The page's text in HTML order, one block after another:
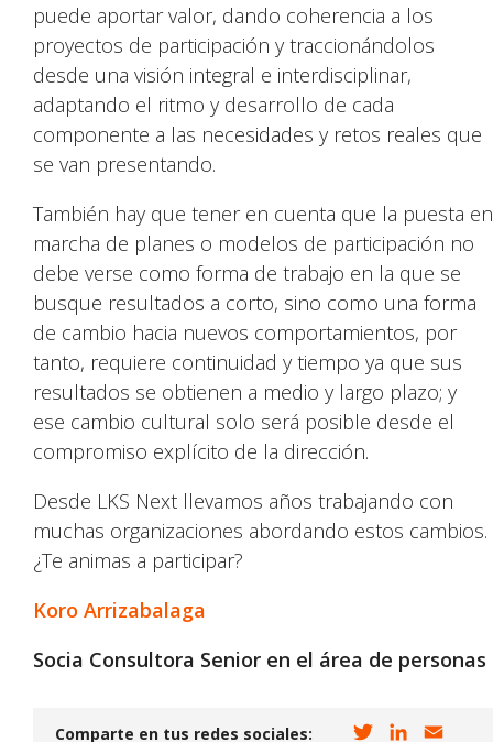
puede aportar valor, dando coherencia a los
proyectos de participación y traccionándolos
desde una visión integral e interdisciplinar,
adaptando el ritmo y desarrollo de cada
componente a las necesidades y retos reales que
se van presentando.
También hay que tener en cuenta que la puesta en
marcha de planes o modelos de participación no
debe verse como forma de trabajo en la que se
busque resultados a corto, sino como una forma
de cambio hacia nuevos comportamientos, por
tanto, requiere continuidad y tiempo ya que sus
resultados se obtienen a medio y largo plazo; y
ese cambio cultural solo será posible desde el
compromiso explícito de la dirección.
Desde LKS Next llevamos años trabajando con
muchas organizaciones abordando estos cambios.
¿Te animas a participar?
Koro Arrizabalaga
Socia Consultora Senior en el área de personas
Comparte en tus redes sociales: